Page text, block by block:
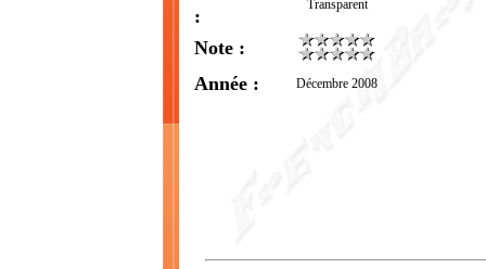
:
Transparent
Note :
Année :
Décembre 2008